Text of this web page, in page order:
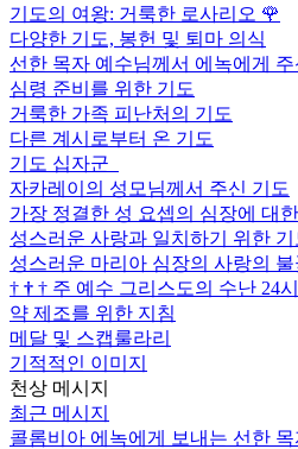
기도의 여왕: 거룩한 로사리오 🌹
다양한 기도, 봉헌 및 퇴마 의식
선한 목자 예수님께서 에녹에게 주
심령 준비를 위한 기도
거룩한 가족 피난처의 기도
다른 계시로부터 온 기도
기도 십자군
자카레이의 성모님께서 주신 기도
가장 정결한 성 요셉의 심장에 대
성스러운 사랑과 일치하기 위한 기
성스러운 마리아 심장의 사랑의 불
† † † 주 예수 그리스도의 수난 24
약 제조를 위한 지침
메달 및 스캡룰라리
기적적인 이미지
천상 메시지
최근 메시지
콜롬비아 에녹에게 보내는 선한 목